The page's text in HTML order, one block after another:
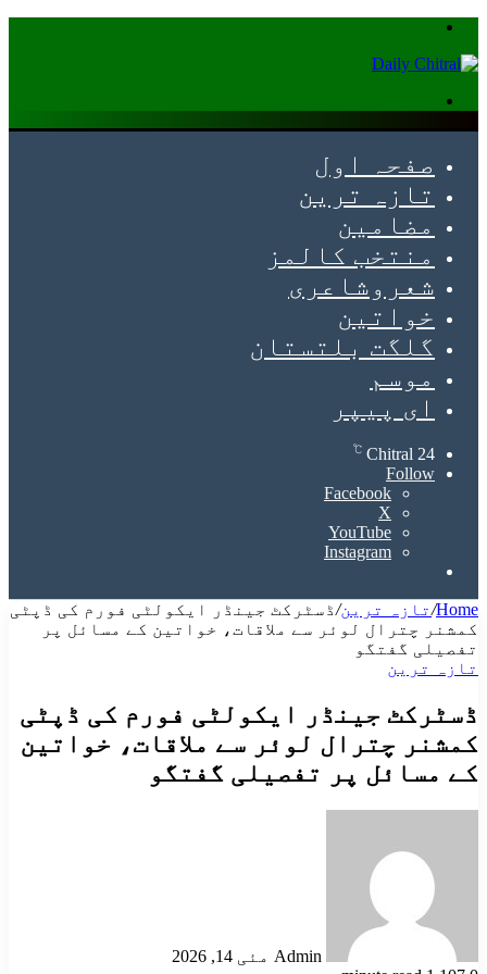
صفحہ اول
تازہ ترین
مضامین
منتخب کالمز
شعروشاعری
خواتین
گلگت بلتستان
موسم
ای پیپر
Chitral 24
℃
Follow
Facebook
X
YouTube
Instagram
Home
/تازہ ترین/ڈسٹرکٹ جینڈر ایکولٹی فورم کی ڈپٹی
کمشنر چترال لوئر سے ملاقات، خواتین کے مسائل پر
تفصیلی گفتگو
تازہ ترین
ڈسٹرکٹ جینڈر ایکولٹی فورم کی ڈپٹی
کمشنر چترال لوئر سے ملاقات، خواتین
کے مسائل پر تفصیلی گفتگو
Admin مئی 14, 2026